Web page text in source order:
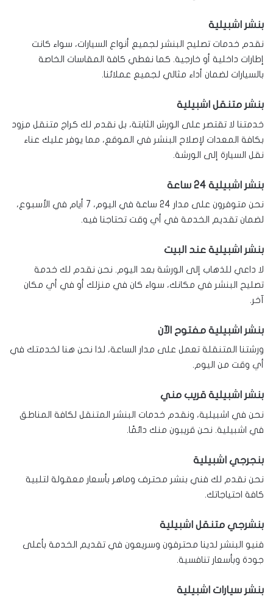
بنشر اشبيلية
نقدم خدمات تصليح البنشر لجميع أنواع السيارات، سواء كانت
إطارات داخلية أو خارجية. كما نغطي كافة المقاسات الخاصة
بالسيارات لضمان أداء مثالي لجميع عملائنا.
بنشر متنقل اشبيلية
خدمتنا لا تقتصر على الورش الثابتة، بل نقدم لك كراج متنقل مزود
بكافة المعدات لإصلاح البنشر في الموقع، مما يوفر عليك عناء
نقل السيارة إلى الورشة.
بنشر اشبيلية 24 ساعة
نحن متوفرون على مدار 24 ساعة في اليوم، 7 أيام في الأسبوع،
لضمان تقديم الخدمة في أي وقت تحتاجنا فيه.
بنشر اشبيلية عند البيت
لا داعي للذهاب إلى الورشة بعد اليوم. نحن نقدم لك خدمة
تصليح البنشر في مكانك، سواء كان في منزلك أو في أي مكان
آخر.
بنشر اشبيلية مفتوح الآن
ورشتنا المتنقلة تعمل على مدار الساعة، لذا نحن هنا لخدمتك في
أي وقت من اليوم.
بنشر اشبيلية قريب مني
نحن في اشبيلية، ونقدم خدمات البنشر المتنقل لكافة المناطق
في اشبيلية. نحن قريبون منك دائمًا.
بنجرجي اشبيلية
نحن نقدم لك فني بنشر محترف وماهر بأسعار معقولة لتلبية
كافة احتياجاتك.
بنشرجي متنقل اشبيلية
فنيو البنشر لدينا محترفون وسريعون في تقديم الخدمة بأعلى
جودة وبأسعار تنافسية.
بنشر سيارات اشبيلية